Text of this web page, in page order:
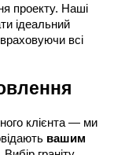
проекту. Наші
ідеальний
всі
клієнта — ми
вашим